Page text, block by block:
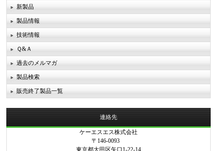
新製品
製品情報
技術情報
Ｑ&Ａ
過去のメルマガ
製品検索
販売終了製品一覧
連絡先
ケーエスエス株式会社
〒146-0093